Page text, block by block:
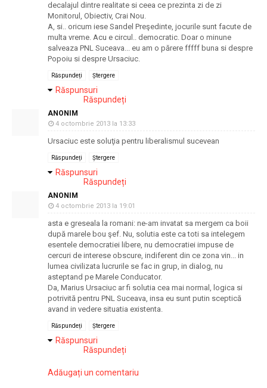
decalajul dintre realitate si ceea ce prezinta zi de zi
Monitorul, Obiectiv, Crai Nou.
A, si.. oricum iese Sandel Preşedinte, jocurile sunt facute de
multa vreme. Acu e circul.. democratic. Doar o minune
salveaza PNL Suceava... eu am o părere fffff buna si despre
Popoiu si despre Ursaciuc.
Răspundeți Ștergere
Răspunsuri
Răspundeți
ANONIM
4 octombrie 2013 la 13:33
Ursaciuc este soluţia pentru liberalismul sucevean
Răspundeți Ștergere
Răspunsuri
Răspundeți
ANONIM
4 octombrie 2013 la 19:01
asta e greseala la romani: ne-am invatat sa mergem ca boii
după marele bou şef. Nu, solutia este ca toti sa intelegem
esentele democratiei libere, nu democratiei impuse de
cercuri de interese obscure, indiferent din ce zona vin... in
lumea civilizata lucrurile se fac in grup, in dialog, nu
asteptand pe Marele Conducator.
Da, Marius Ursaciuc ar fi solutia cea mai normal, logica si
potrivită pentru PNL Suceava, insa eu sunt putin sceptică
avand in vedere situatia existenta.
Răspundeți Ștergere
Răspunsuri
Răspundeți
Adăugați un comentariu